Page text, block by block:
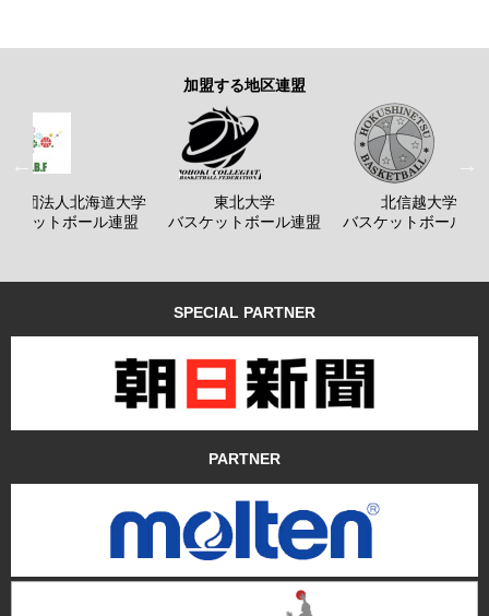
加盟する地区連盟
社団法人北海道大学
ケットボール連盟
東北大学
バスケットボール連盟
北信越大学
バスケットボール連
SPECIAL PARTNER
PARTNER